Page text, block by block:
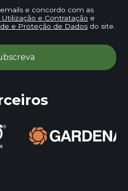
e concordo com as
e Contratação e
e Proteção de Dadosdo site.